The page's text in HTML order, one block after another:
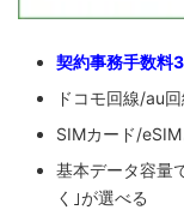
契約事務手数料
ドコモ回線/au
SIMカード/
基本データ容量
く｣が選べる